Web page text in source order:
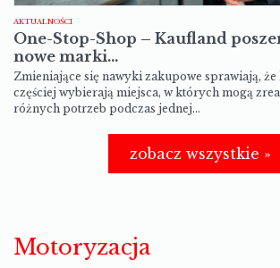
AKTUALNOŚCI
One-Stop-Shop – Kaufland
nowe marki…
Zmieniające się nawyki zakupowe sprawiają,
częściej wybierają miejsca, w których mogą
różnych potrzeb podczas jednej…
zobacz wszystkie »
Motoryzacja